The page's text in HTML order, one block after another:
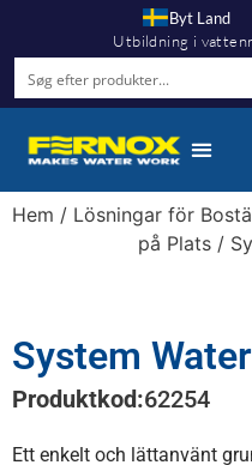
Byt Land
Utbildning i
Hem / Lösningar för
på Plats/
System
Produktkod:62254
Ett enkelt och lättanvänt